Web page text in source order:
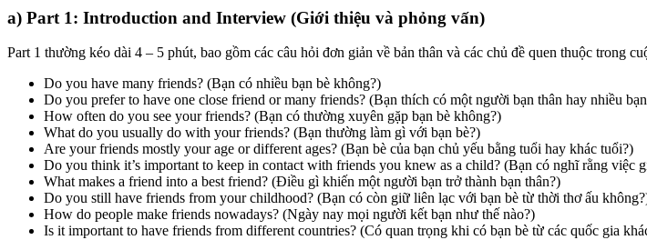
a) Part 1: Introduction and Interview (Giới thiệu và phỏng vấn)
Part 1 thường kéo dài 4 – 5 phút, bao gồm các câu hỏi đơn giản về bản thân và các chủ đề quen thuộc trong
Do you have many friends? (Bạn có nhiều bạn bè không?)
Do you prefer to have one close friend or many friends? (Bạn thích có một người bạn thân hay nhiều
How often do you see your friends? (Bạn có thường xuyên gặp bạn bè không?)
What do you usually do with your friends? (Bạn thường làm gì với bạn bè?)
Are your friends mostly your age or different ages? (Bạn bè của bạn chủ yếu bằng tuổi hay khác tuổi?)
Do you think it’s important to keep in contact with friends you knew as a child? (Bạn có nghĩ rằng
What makes a friend into a best friend? (Điều gì khiến một người bạn trở thành bạn thân?)
Do you still have friends from your childhood? (Bạn có còn giữ liên lạc với bạn bè từ thời thơ ấu
How do people make friends nowadays? (Ngày nay mọi người kết bạn như thế nào?)
Is it important to have friends from different countries? (Có quan trọng khi có bạn bè từ các quốc gia